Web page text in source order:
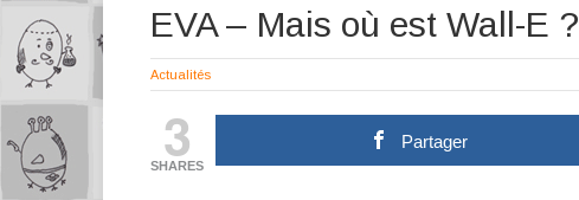
EVA – Mais où est Wall-E ?
Actualités
3
SHARES
Partager